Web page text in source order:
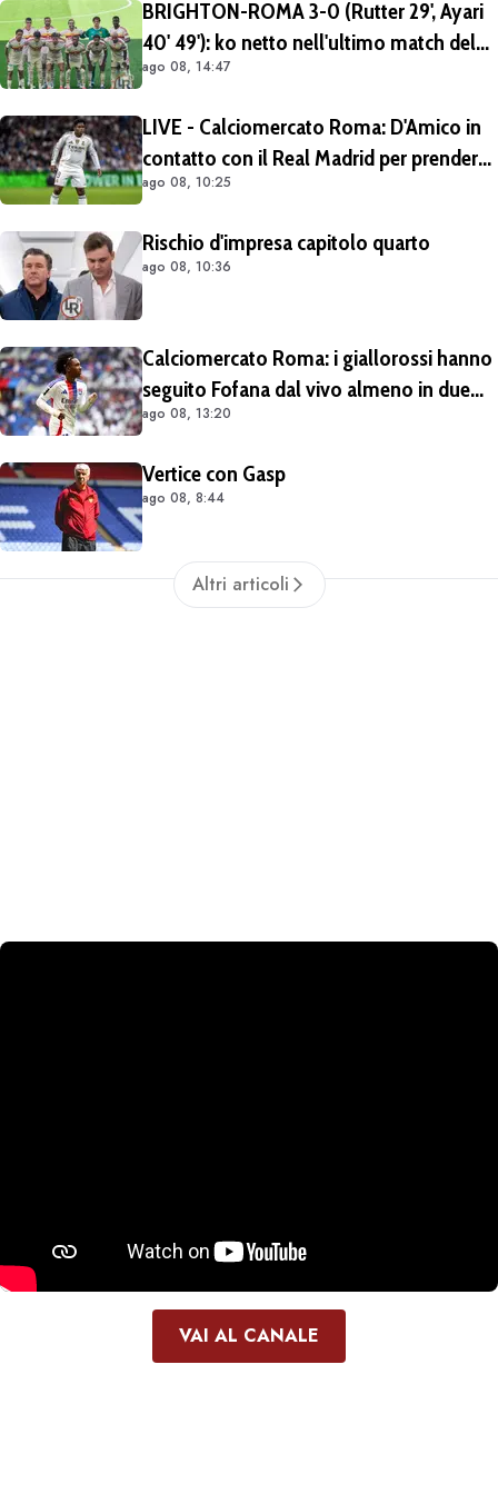
BRIGHTON-ROMA 3-0 (Rutter 29', Ayari
40' 49'): ko netto nell'ultimo match del
tour britannico (FOTO e VIDEO)
ago 08, 14:47
LIVE - Calciomercato Roma: D'Amico in
contatto con il Real Madrid per prendere
Endrick in prestito con diritto di riscatto.
ago 08, 10:25
Rischio d'impresa capitolo quarto
ago 08, 10:36
Calciomercato Roma: i giallorossi hanno
seguito Fofana dal vivo almeno in due
occasioni. Costa 40/45 milioni
ago 08, 13:20
Vertice con Gasp
ago 08, 8:44
Altri articoli
VAI AL CANALE